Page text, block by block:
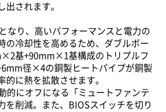
出されます。
なり、高いパフォーマンスと電力の
の冷却性を高めるため、ダブルボー
基+90mm×1基構成のトリプルフ
径×4の銅製ヒートパイプが銅製
的に熱を拡散させます。
的にオフになる「ミュートファンテ
を削減。また、BIOSスイッチを切り